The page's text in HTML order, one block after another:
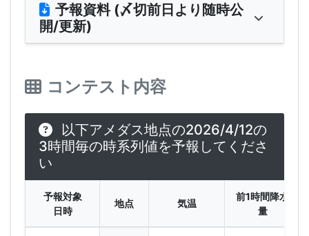
予報資料 (〆切前日より随時公
開/更新)
コンテスト内容
以下アメダス地点の2026/4/12の
3時間毎の時系列値を予報してくださ
い
予報対象
日時
地点 気温
前1時間降水
量